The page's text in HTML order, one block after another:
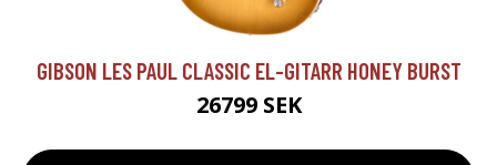
GIBSON LES PAUL CLASSIC EL-GITARR HONEY BURST
26799 SEK